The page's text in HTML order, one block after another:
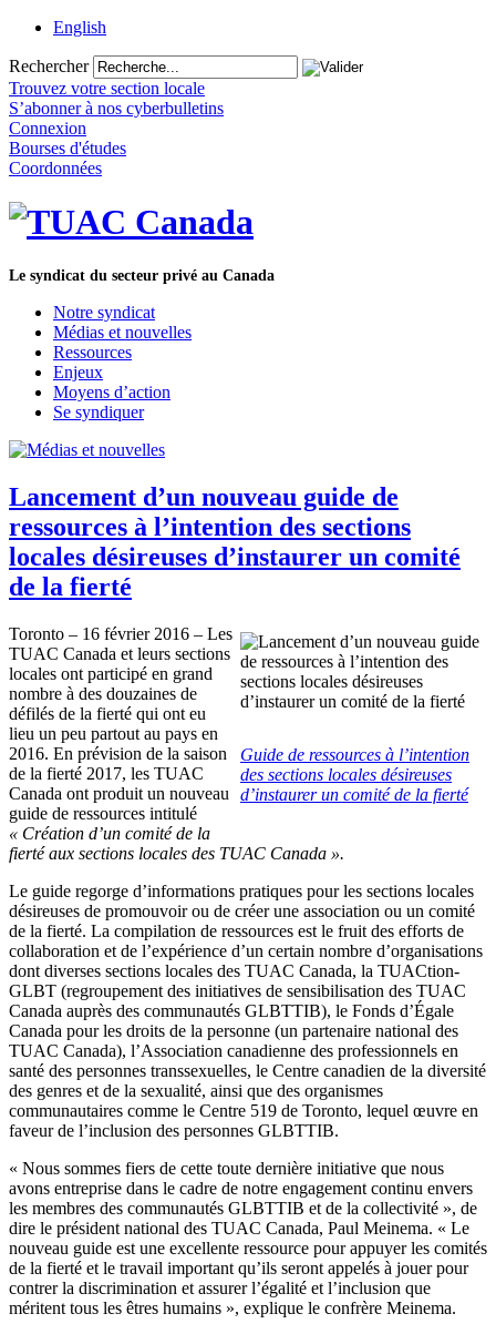
English
Rechercher
Trouvez votre section locale
S’abonner à nos cyberbulletins
Connexion
Bourses d'études
Coordonnées
Le syndicat du secteur privé au Canada
Notre syndicat
Médias et nouvelles
Ressources
Enjeux
Moyens d’action
Se syndiquer
Lancement d’un nouveau guide de
ressources à l’intention des sections
locales désireuses d’instaurer un comité
de la fierté
Guide de ressources à l’intention
des sections locales désireuses
d’instaurer un comité de la fierté
Toronto – 16 février 2016 – Les
TUAC Canada et leurs sections
locales ont participé en grand
nombre à des douzaines de
défilés de la fierté qui ont eu
lieu un peu partout au pays en
2016. En prévision de la saison
de la fierté 2017, les TUAC
Canada ont produit un nouveau
guide de ressources intitulé
« Création d’un comité de la
fierté aux sections locales des TUAC Canada ».
Le guide regorge d’informations pratiques pour les sections locales
désireuses de promouvoir ou de créer une association ou un comité
de la fierté. La compilation de ressources est le fruit des efforts de
collaboration et de l’expérience d’un certain nombre d’organisations
dont diverses sections locales des TUAC Canada, la TUACtion-
GLBT (regroupement des initiatives de sensibilisation des TUAC
Canada auprès des communautés GLBTTIB), le Fonds d’Égale
Canada pour les droits de la personne (un partenaire national des
TUAC Canada), l’Association canadienne des professionnels en
santé des personnes transsexuelles, le Centre canadien de la diversité
des genres et de la sexualité, ainsi que des organismes
communautaires comme le Centre 519 de Toronto, lequel œuvre en
faveur de l’inclusion des personnes GLBTTIB.
« Nous sommes fiers de cette toute dernière initiative que nous
avons entreprise dans le cadre de notre engagement continu envers
les membres des communautés GLBTTIB et de la collectivité », de
dire le président national des TUAC Canada, Paul Meinema. « Le
nouveau guide est une excellente ressource pour appuyer les comités
de la fierté et le travail important qu’ils seront appelés à jouer pour
contrer la discrimination et assurer l’égalité et l’inclusion que
méritent tous les êtres humains », explique le confrère Meinema.